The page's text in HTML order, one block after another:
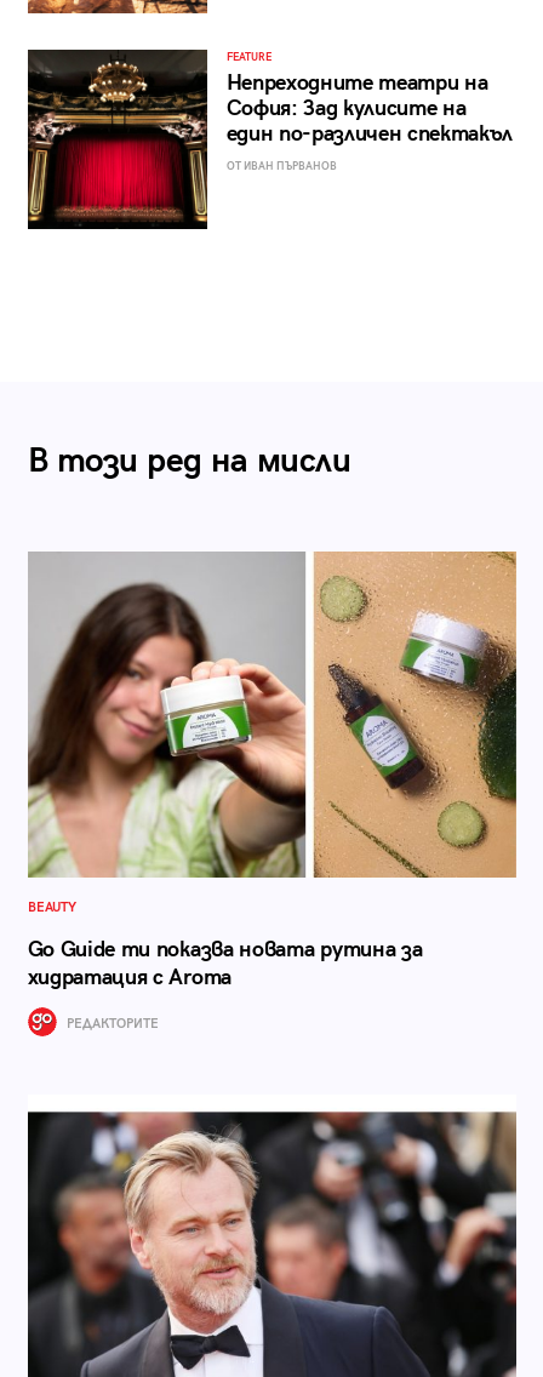
FEATURE
Непреходните театри на
София: Зад кулисите на
един по-различен спектакъл
ОТ ИВАН ПЪРВАНОВ
В този ред на мисли
BEAUTY
Go Guide ти показва новата рутина за
хидратация с Aroma
РЕДАКТОРИТЕ